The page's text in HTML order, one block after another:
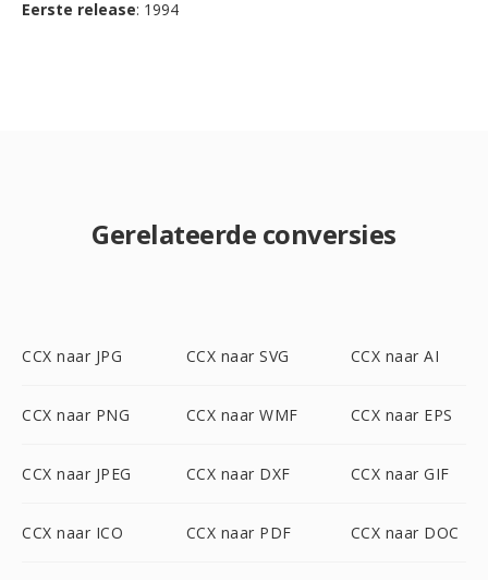
Eerste release: 1994
Gerelateerde conversies
CCX naar JPG CCX naar SVG CCX naar AI
CCX naar PNG CCX naar WMF CCX naar EPS
CCX naar JPEG CCX naar DXF CCX naar GIF
CCX naar ICO CCX naar PDF CCX naar DOC